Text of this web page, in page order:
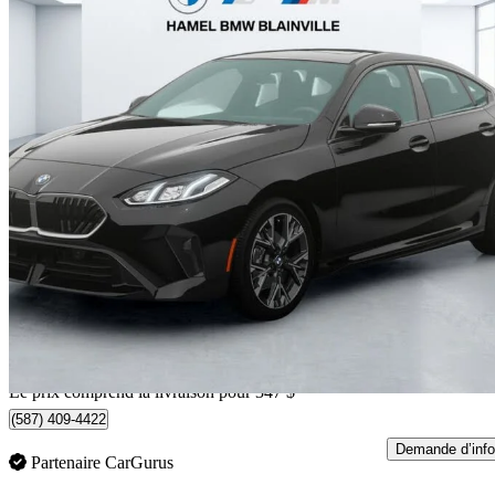
2026 BMW 2 Series
228 Gran Coupe xDrive 5 200 km
53 007 $ Affaire
930 $/mois env.
Le prix comprend la livraison pour 347 $
(587) 409-4422
Partenaire CarGurus
Demande d’info